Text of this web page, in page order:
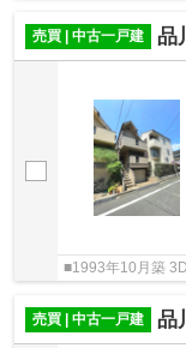
売買 | 中古一戸建 品
■1993年10月築
売買 | 中古一戸建 品